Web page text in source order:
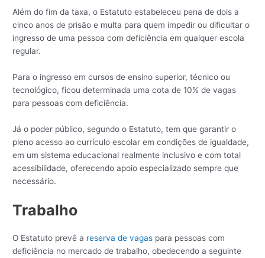
Além do fim da taxa, o Estatuto estabeleceu pena de dois a
cinco anos de prisão e multa para quem impedir ou dificultar o
ingresso de uma pessoa com deficiência em qualquer escola
regular.
Para o ingresso em cursos de ensino superior, técnico ou
tecnológico, ficou determinada uma cota de 10% de vagas
para pessoas com deficiência.
Já o poder público, segundo o Estatuto, tem que garantir o
pleno acesso ao currículo escolar em condições de igualdade,
em um sistema educacional realmente inclusivo e com total
acessibilidade, oferecendo apoio especializado sempre que
necessário.
Trabalho
O Estatuto prevê a reserva de vagas para pessoas com
deficiência no mercado de trabalho, obedecendo a seguinte